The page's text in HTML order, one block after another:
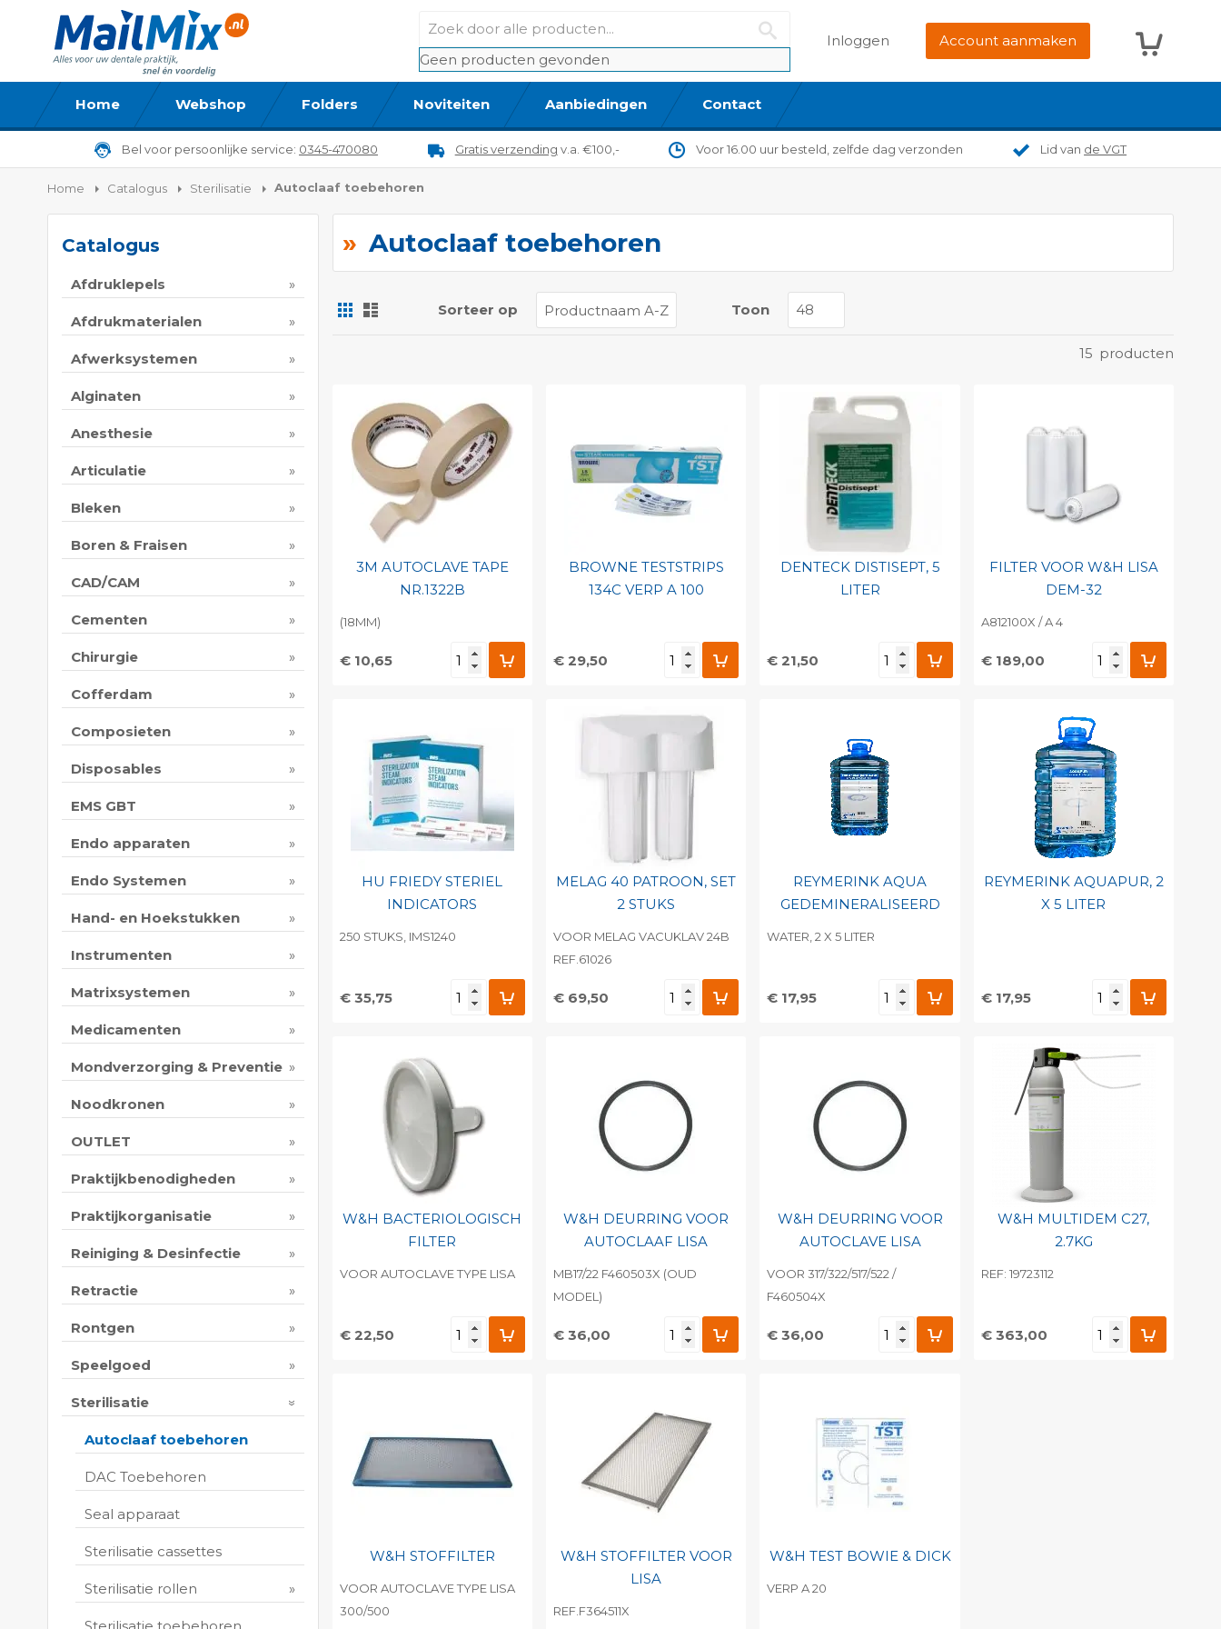
Geen producten gevonden
Inloggen Account aanmaken
Home Webshop Folders Noviteiten Aanbiedingen Contact
Bel voor persoonlijke service: 0345-470080 Gratis verzending v.a. €100,- Voor 16.00 uur besteld, zelfde dag verzonden Lid van de VGT
Home Catalogus Sterilisatie Autoclaaf toebehoren
Autoclaaf toebehoren
Foto-
tabel
15 producten
Toon
Sorteer op
3M AUTOCLAVE TAPE
NR.1322B
(18MM)
€ 10,65
Print barcode
BROWNE TESTSTRIPS
134C VERP A 100
€ 29,50
Print barcode
DENTECK DISTISEPT, 5
LITER
€ 21,50
FILTER VOOR W&H LISA
DEM-32
A812100X / A 4
€ 189,00
Print barcode
HU FRIEDY STERIEL
INDICATORS
250 STUKS, IMS1240
€ 35,75
Print barcode
MELAG 40 PATROON, SET
2 STUKS
VOOR MELAG VACUKLAV 24B
REF.61026
€ 69,50
REYMERINK AQUA
GEDEMINERALISEERD
WATER, 2 X 5 LITER
€ 17,95
REYMERINK AQUAPUR, 2
X 5 LITER
€ 17,95
Print barcode
W&H BACTERIOLOGISCH
FILTER
VOOR AUTOCLAVE TYPE LISA
€ 22,50
W&H DEURRING VOOR
AUTOCLAAF LISA
MB17/22 F460503X (OUD
MODEL)
€ 36,00
Print barcode
W&H DEURRING VOOR
AUTOCLAVE LISA
VOOR 317/322/517/522 /
F460504X
€ 36,00
W&H MULTIDEM C27,
2.7KG
REF: 19723112
€ 363,00
W&H STOFFILTER
VOOR AUTOCLAVE TYPE LISA
300/500
W&H STOFFILTER VOOR
LISA
REF.F364511X
W&H TEST BOWIE & DICK
VERP A 20
Catalogus
Afdruklepels
Afdrukmaterialen
Afwerksystemen
Alginaten
Anesthesie
Articulatie
Bleken
Boren & Fraisen
CAD/CAM
Cementen
Chirurgie
Cofferdam
Composieten
Disposables
EMS GBT
Endo apparaten
Endo Systemen
Hand- en Hoekstukken
Instrumenten
Matrixsystemen
Medicamenten
Mondverzorging & Preventie
Noodkronen
OUTLET
Praktijkbenodigheden
Praktijkorganisatie
Reiniging & Desinfectie
Retractie
Rontgen
Speelgoed
Sterilisatie
Autoclaaf toebehoren
DAC Toebehoren
Seal apparaat
Sterilisatie cassettes
Sterilisatie rollen